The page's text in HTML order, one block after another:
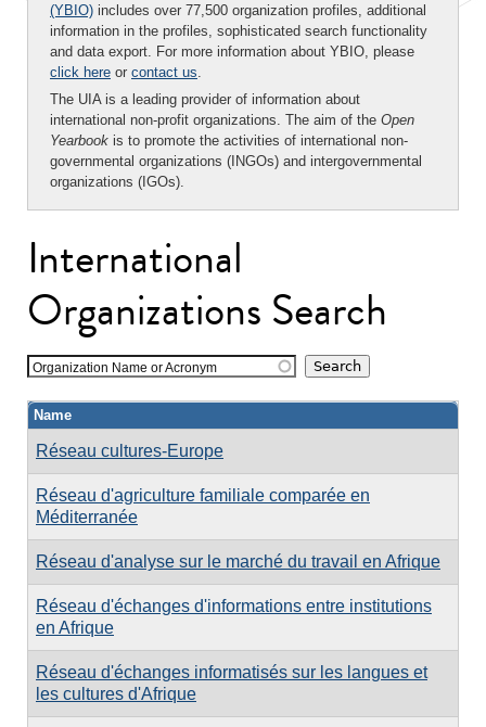
(YBIO) includes over 77,500 organization profiles, additional
information in the profiles, sophisticated search functionality
and data export. For more information about YBIO, please
click here or contact us.
The UIA is a leading provider of information about
international non-profit organizations. The aim of the Open
Yearbook is to promote the activities of international non-
governmental organizations (INGOs) and intergovernmental
organizations (IGOs).
International
Organizations Search
Organization Name or Acronym
Name
Réseau cultures-Europe
Réseau d'agriculture familiale comparée en
Méditerranée
Réseau d'analyse sur le marché du travail en Afrique
Réseau d'échanges d'informations entre institutions
en Afrique
Réseau d'échanges informatisés sur les langues et
les cultures d'Afrique